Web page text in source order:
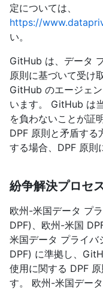
定については、
https://
い。
GitHub は、データ
原則に基づいて受け
GitHub のエージェ
います。 GitHub は
を負わないことが証
DPF 原則と矛盾する
する場合、DPF 原則
紛争解決プロセ
欧州-米国データ プ
DPF)、欧州-米国
米国データ プライバ
DPF) に準拠し、
使用に関する DPF
す。 欧州-米国デー